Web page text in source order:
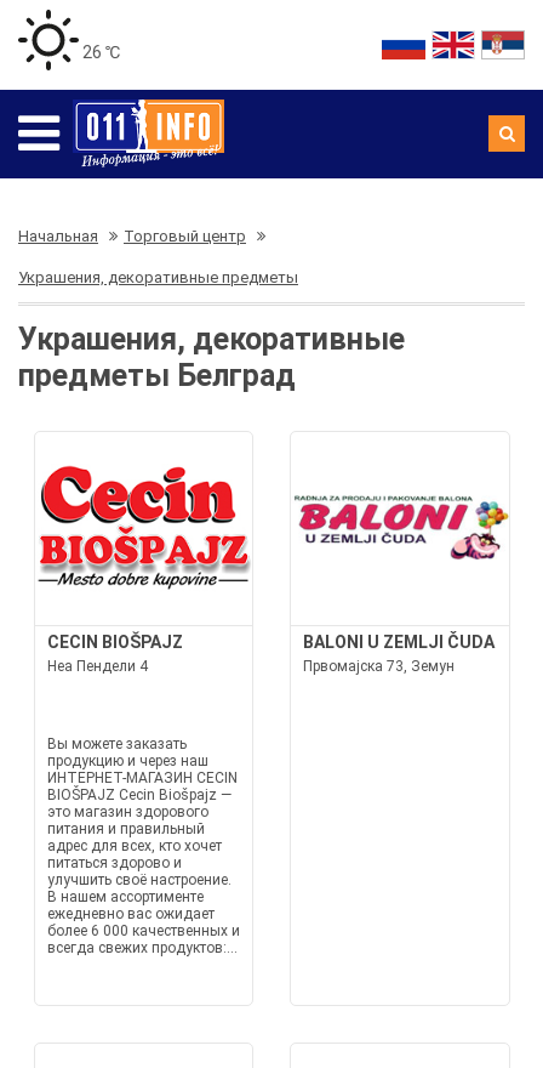
26 ℃
Начальная Торговый центр
Украшения, декоративные предметы
Украшения, декоративные
предметы Белград
CECIN BIOŠPAJZ
Неа Пендели 4
Вы можете заказать
продукцию и через наш
ИНТЕРНЕТ-МАГАЗИН CECIN
BIOŠPAJZ Cecin Biošpajz —
это магазин здорового
питания и правильный
адрес для всех, кто хочет
питаться здорово и
улучшить своё настроение.
В нашем ассортименте
ежедневно вас ожидает
более 6 000 качественных и
всегда свежих продуктов:...
BALONI U ZEMLJI ČUDA
Првомајска 73, Земун